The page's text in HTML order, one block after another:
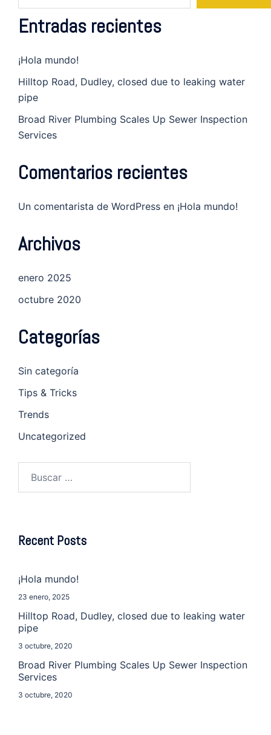
Entradas recientes
¡Hola mundo!
Hilltop Road, Dudley, closed due to leaking water
pipe
Broad River Plumbing Scales Up Sewer Inspection
Services
Comentarios recientes
Un comentarista de WordPress en ¡Hola mundo!
Archivos
enero 2025
octubre 2020
Categorías
Sin categoría
Tips & Tricks
Trends
Uncategorized
Recent Posts
¡Hola mundo!
23 enero, 2025
Hilltop Road, Dudley, closed due to leaking water
pipe
3 octubre, 2020
Broad River Plumbing Scales Up Sewer Inspection
Services
3 octubre, 2020